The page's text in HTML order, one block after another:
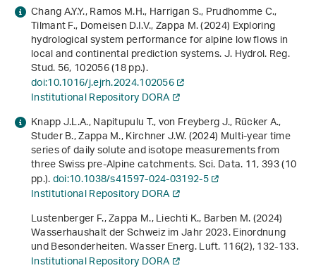
Chang A.Y.Y., Ramos M.H., Harrigan S., Prudhomme C.,
Tilmant F., Domeisen D.I.V., Zappa M. (2024) Exploring
hydrological system performance for alpine low flows in
local and continental prediction systems. J. Hydrol. Reg.
Stud.56, 102056 (18 pp.).
doi:10.1016/j.ejrh.2024.102056
Institutional Repository DORA
Knapp J.L.A., Napitupulu T., von Freyberg J., Rücker A.,
Studer B., Zappa M., Kirchner J.W. (2024) Multi-year time
series of daily solute and isotope measurements from
three Swiss pre-Alpine catchments. Sci. Data.11, 393 (10
pp.).doi:10.1038/s41597-024-03192-5
Institutional Repository DORA
Lustenberger F., Zappa M., Liechti K., Barben M. (2024)
Wasserhaushalt der Schweiz im Jahr 2023. Einordnung
und Besonderheiten. Wasser Energ. Luft.116(2), 132-133.
Institutional Repository DORA